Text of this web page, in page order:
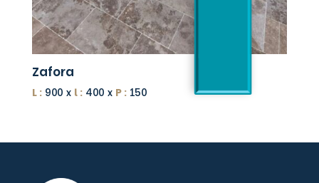
Zafora
L :900 x l :400 x P :150